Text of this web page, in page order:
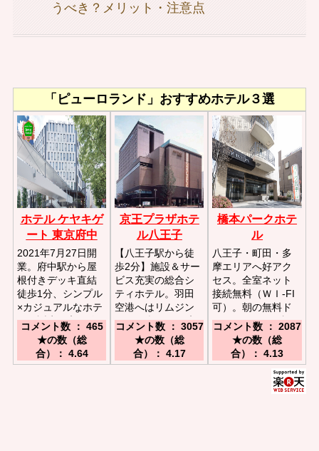
うべき？メリット・注意点
「ピューロランド」おすすめホテル３選
ホテル ケヤキゲ
ート 東京府中
2021年7月27日開
業。府中駅から屋
根付きデッキ直結
徒歩1分、シンプル
×カジュアルなホテ
ルが誕生／京王線
「府中駅」北口8番
出口より屋根付き
デッキで徒歩１分
コメント数 ： 465
★の数（総
合）： 4.64
京王プラザホテ
ル八王子
【八王子駅から徒
歩2分】施設＆サー
ビス充実の総合シ
ティホテル。羽田
空港へはリムジン
バスで楽々／JR京
王八王子駅からは
歩行者専用デッキ
経由で徒歩2分の
コメント数 ： 3057
★の数（総
合）： 4.17
橋本パークホテ
ル
八王子・町田・多
摩エリアへ好アク
セス。全室ネット
接続無料（ＷＩ-FI
可）。朝の無料ド
リンクバーが好評
／ＪＲ横浜線・相
模線・京王相模原
線橋本駅から徒歩
コメント数 ： 2087
★の数（総
合）： 4.13